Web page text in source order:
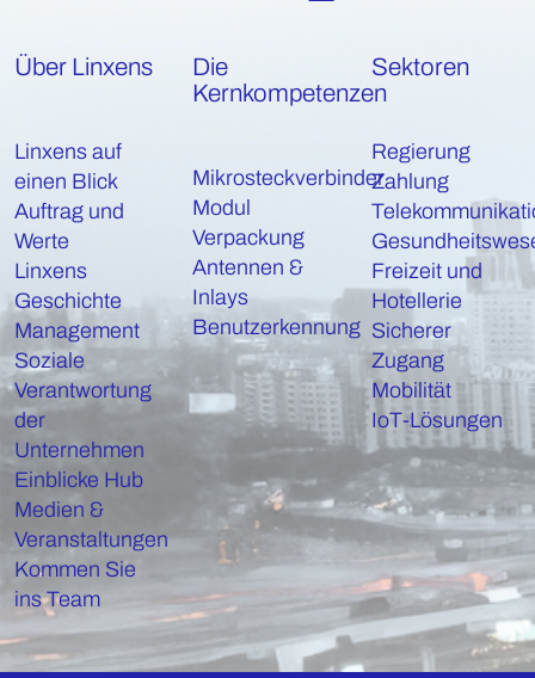
Über Linxens
Linxens auf
einen Blick
Auftrag und
Werte
Linxens
Geschichte
Management
Soziale
Verantwortung
der
Unternehmen
Einblicke Hub
Medien &
Veranstaltungen
Kommen Sie
ins Team
Die
Kernkompetenzen
Mikrosteckverbinder
Modul
Verpackung
Antennen &
Inlays
Benutzerkennung
Sektoren
Regierung
Zahlung
Freizeit und
Hotellerie
Sicherer
Zugang
Mobilität
IoT-Lösungen